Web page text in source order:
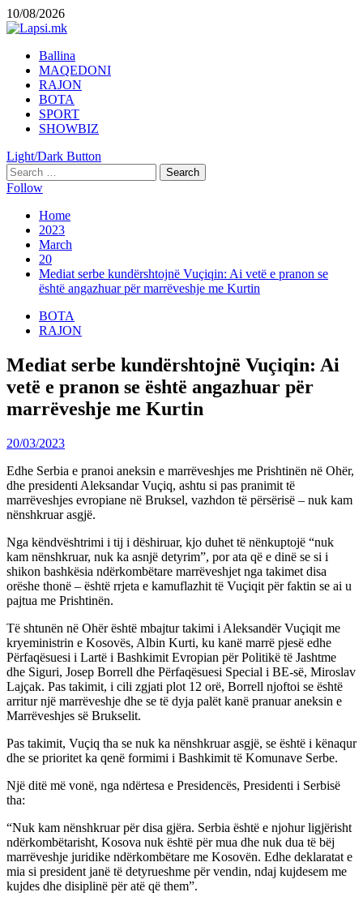
Skip
to
10/08/2026
Primary
Menu
Ballina
MAQEDONI
RAJON
BOTA
SPORT
SHOWBIZ
Light/Dark Button
Search
for:
Follow
Home
2023
March
20
Mediat serbe kundërshtojnë Vuçiqin: Ai vetë e pranon se
është angazhuar për marrëveshje me Kurtin
BOTA
RAJON
Mediat serbe kundërshtojnë Vuçiqin: Ai
vetë e pranon se është angazhuar për
marrëveshje me Kurtin
20/03/2023
Edhe Serbia e pranoi aneksin e marrëveshjes me Prishtinën në Ohër,
dhe presidenti Aleksandar Vuçiq, ashtu si pas pranimit të
marrëveshjes evropiane në Bruksel, vazhdon të përsërisë – nuk kam
nënshkruar asgjë.
Nga këndvështrimi i tij i dëshiruar, kjo duhet të nënkuptojë “nuk
kam nënshkruar, nuk ka asnjë detyrim”, por ata që e dinë se si i
shikon bashkësia ndërkombëtare marrëveshjet nga takimet disa
orëshe thonë – është rrjeta e kamuflazhit të Vuçiqit për faktin se ai u
pajtua me Prishtinën.
Të shtunën në Ohër është mbajtur takimi i Aleksandër Vuçiqit me
kryeministrin e Kosovës, Albin Kurti, ku kanë marrë pjesë edhe
Përfaqësuesi i Lartë i Bashkimit Evropian për Politikë të Jashtme
dhe Siguri, Josep Borrell dhe Përfaqësuesi Special i BE-së, Miroslav
Lajçak. Pas takimit, i cili zgjati plot 12 orë, Borrell njoftoi se është
arritur një marrëveshje dhe se të dyja palët kanë pranuar aneksin e
Marrëveshjes së Brukselit.
Pas takimit, Vuçiq tha se nuk ka nënshkruar asgjë, se është i kënaqur
dhe se prioritet ka qenë formimi i Bashkimit të Komunave Serbe.
Një ditë më vonë, nga ndërtesa e Presidencës, Presidenti i Serbisë
tha:
“Nuk kam nënshkruar për disa gjëra. Serbia është e njohur ligjërisht
ndërkombëtarisht, Kosova nuk është për mua dhe nuk dua të bëj
marrëveshje juridike ndërkombëtare me Kosovën. Edhe deklaratat e
mia si president janë të detyrueshme për vendin, ndaj kujdesem me
kujdes dhe disiplinë për atë që them”.